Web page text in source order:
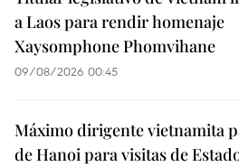
a Laos para rendir homenaje
Xaysomphone Phomvihane
09/08/2026 00:45
Máximo dirigente vietnamita
de Hanoi para visitas de